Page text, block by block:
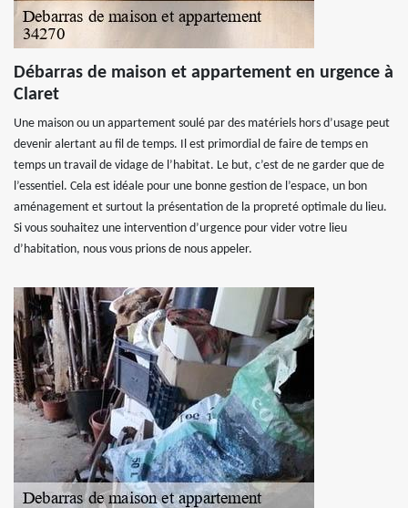
Débarras de maison et appartement en urgence à
Claret
Une maison ou un appartement soulé par des matériels hors d’usage peut
devenir alertant au fil de temps. Il est primordial de faire de temps en
temps un travail de vidage de l’habitat. Le but, c’est de ne garder que de
l’essentiel. Cela est idéale pour une bonne gestion de l’espace, un bon
aménagement et surtout la présentation de la propreté optimale du lieu.
Si vous souhaitez une intervention d’urgence pour vider votre lieu
d’habitation, nous vous prions de nous appeler.